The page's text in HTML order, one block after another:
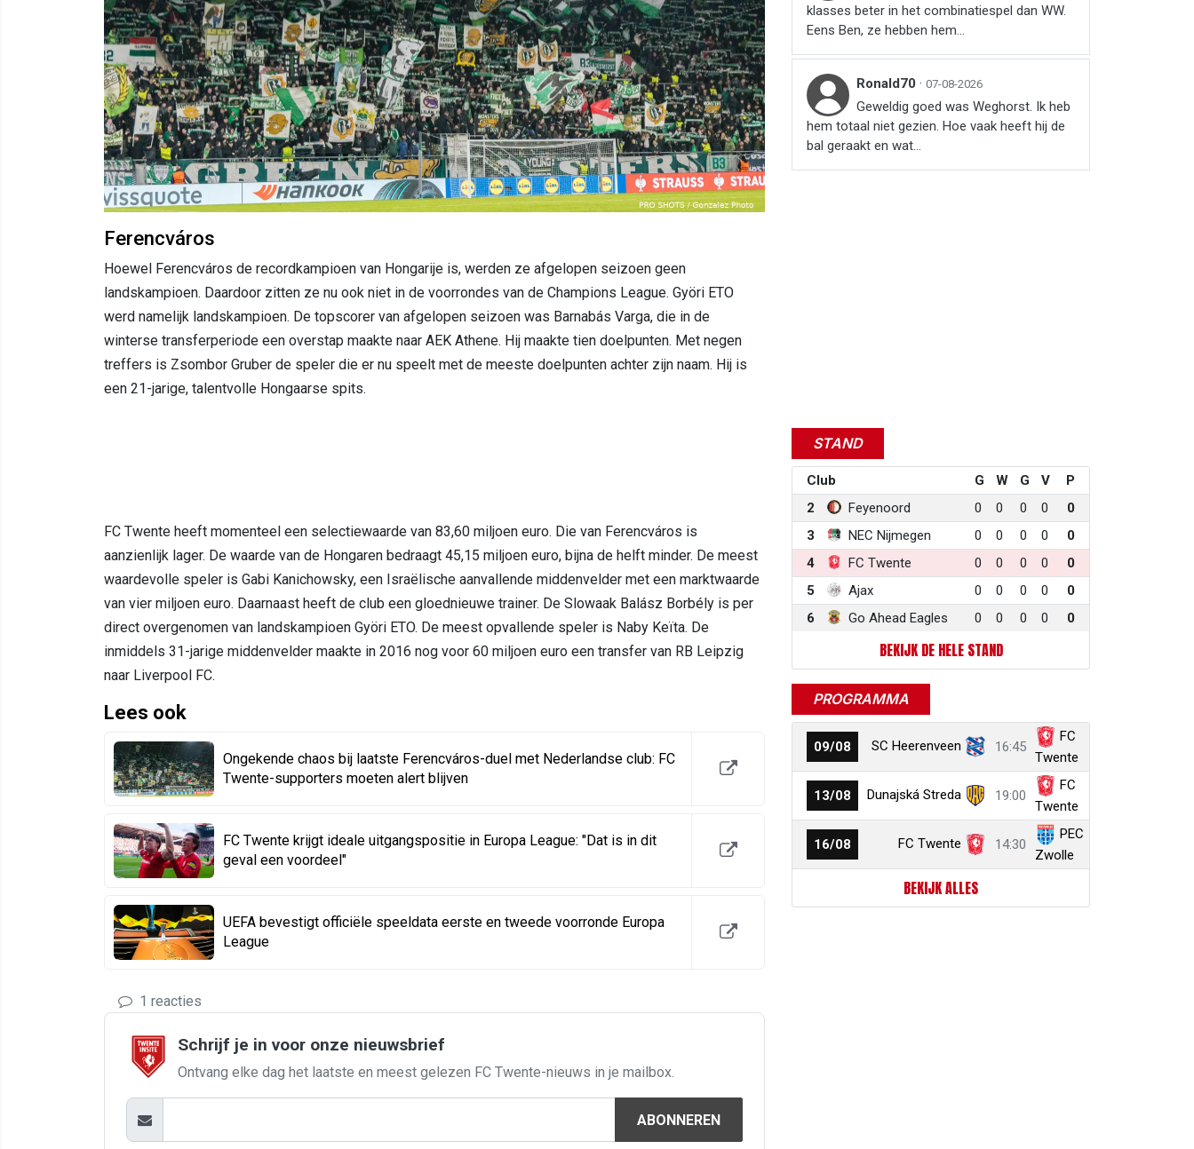
Ferencváros
Hoewel Ferencváros de recordkampioen van Hongarije is, werden ze afgelopen seizoen geen
landskampioen. Daardoor zitten ze nu ook niet in de voorrondes van de Champions League. Györi ETO
werd namelijk landskampioen. De topscorer van afgelopen seizoen was Barnabás Varga, die in de
winterse transferperiode een overstap maakte naar AEK Athene. Hij maakte tien doelpunten. Met negen
treffers is Zsombor Gruber de speler die er nu speelt met de meeste doelpunten achter zijn naam. Hij is
een 21-jarige, talentvolle Hongaarse spits.
FC Twente heeft momenteel een selectiewaarde van 83,60 miljoen euro. Die van Ferencváros is
aanzienlijk lager. De waarde van de Hongaren bedraagt 45,15 miljoen euro, bijna de helft minder. De meest
waardevolle speler is Gabi Kanichowsky, een Israëlische aanvallende middenvelder met een marktwaarde
van vier miljoen euro. Daarnaast heeft de club een gloednieuwe trainer. De Slowaak Balász Borbély is per
direct overgenomen van landskampioen Györi ETO. De meest opvallende speler is Naby Keïta. De
inmiddels 31-jarige middenvelder maakte in 2016 nog voor 60 miljoen euro een transfer van RB Leipzig
naar Liverpool FC.
Lees ook
Ongekende chaos bij laatste Ferencváros-duel met Nederlandse club: FC
Twente-supporters moeten alert blijven
FC Twente krijgt ideale uitgangspositie in Europa League: "Dat is in dit
geval een voordeel"
UEFA bevestigt officiële speeldata eerste en tweede voorronde Europa
League
1 reacties
Schrijf je in voor onze nieuwsbrief
Ontvang elke dag het laatste en meest gelezen FC Twente-nieuws in je mailbox.
ABONNEREN
klasses beter in het combinatiespel dan WW.
Eens Ben, ze hebben hem...
Ronald70 · 07-08-2026
Geweldig goed was Weghorst. Ik heb
hem totaal niet gezien. Hoe vaak heeft hij de
bal geraakt en wat...
STAND
Club G W G V
P
2
Feyenoord 0 0 0 0
0
3
NEC Nijmegen 0 0 0 0
0
4
FC Twente 0 0 0 0
0
5
Ajax 0 0 0 0
0
6
Go Ahead Eagles 0 0 0 0 0
BEKIJK DE HELE STAND
PROGRAMMA
09/08 SC Heerenveen 16:45
FC
Twente
13/08 Dunajská Streda 19:00
FC
Twente
16/08 FC Twente 14:30
PEC
Zwolle
BEKIJK ALLES